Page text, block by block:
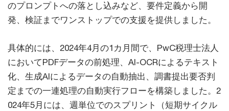
のプロンプトへの落とし込みなど、要件定義から開
発、検証までワンストップでの支援を提供しました。
具体的には、2024年4月の1カ月間で、PwC税理士法人
においてPDFデータの前処理、AI-OCRによるテキスト
化、生成AIによるデータの自動抽出、調書提出要否判
定までの一連処理の自動実行フローを構築しました。2
024年5月には、週単位でのスプリント（短期サイクル